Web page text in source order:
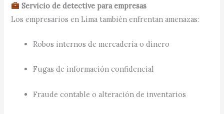
Servicio de detective para empresas
Los empresarios en Lima también enfrentan amenazas:
Robos internos de mercadería o dinero
Fugas de información confidencial
Fraude contable o alteración de inventarios